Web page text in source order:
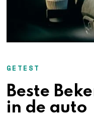
GETEST
Beste
in de auto